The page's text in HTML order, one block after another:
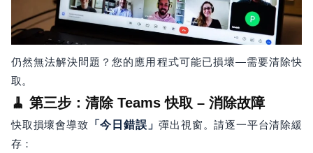
仍然無法解決問題？您的應用程式可能已損壞—需要清除快
取。
🧹 第三步：清除 Teams 快取 – 消除故障
快取損壞會導致 「今日錯誤」彈出視窗。請逐一平台清除緩
存：